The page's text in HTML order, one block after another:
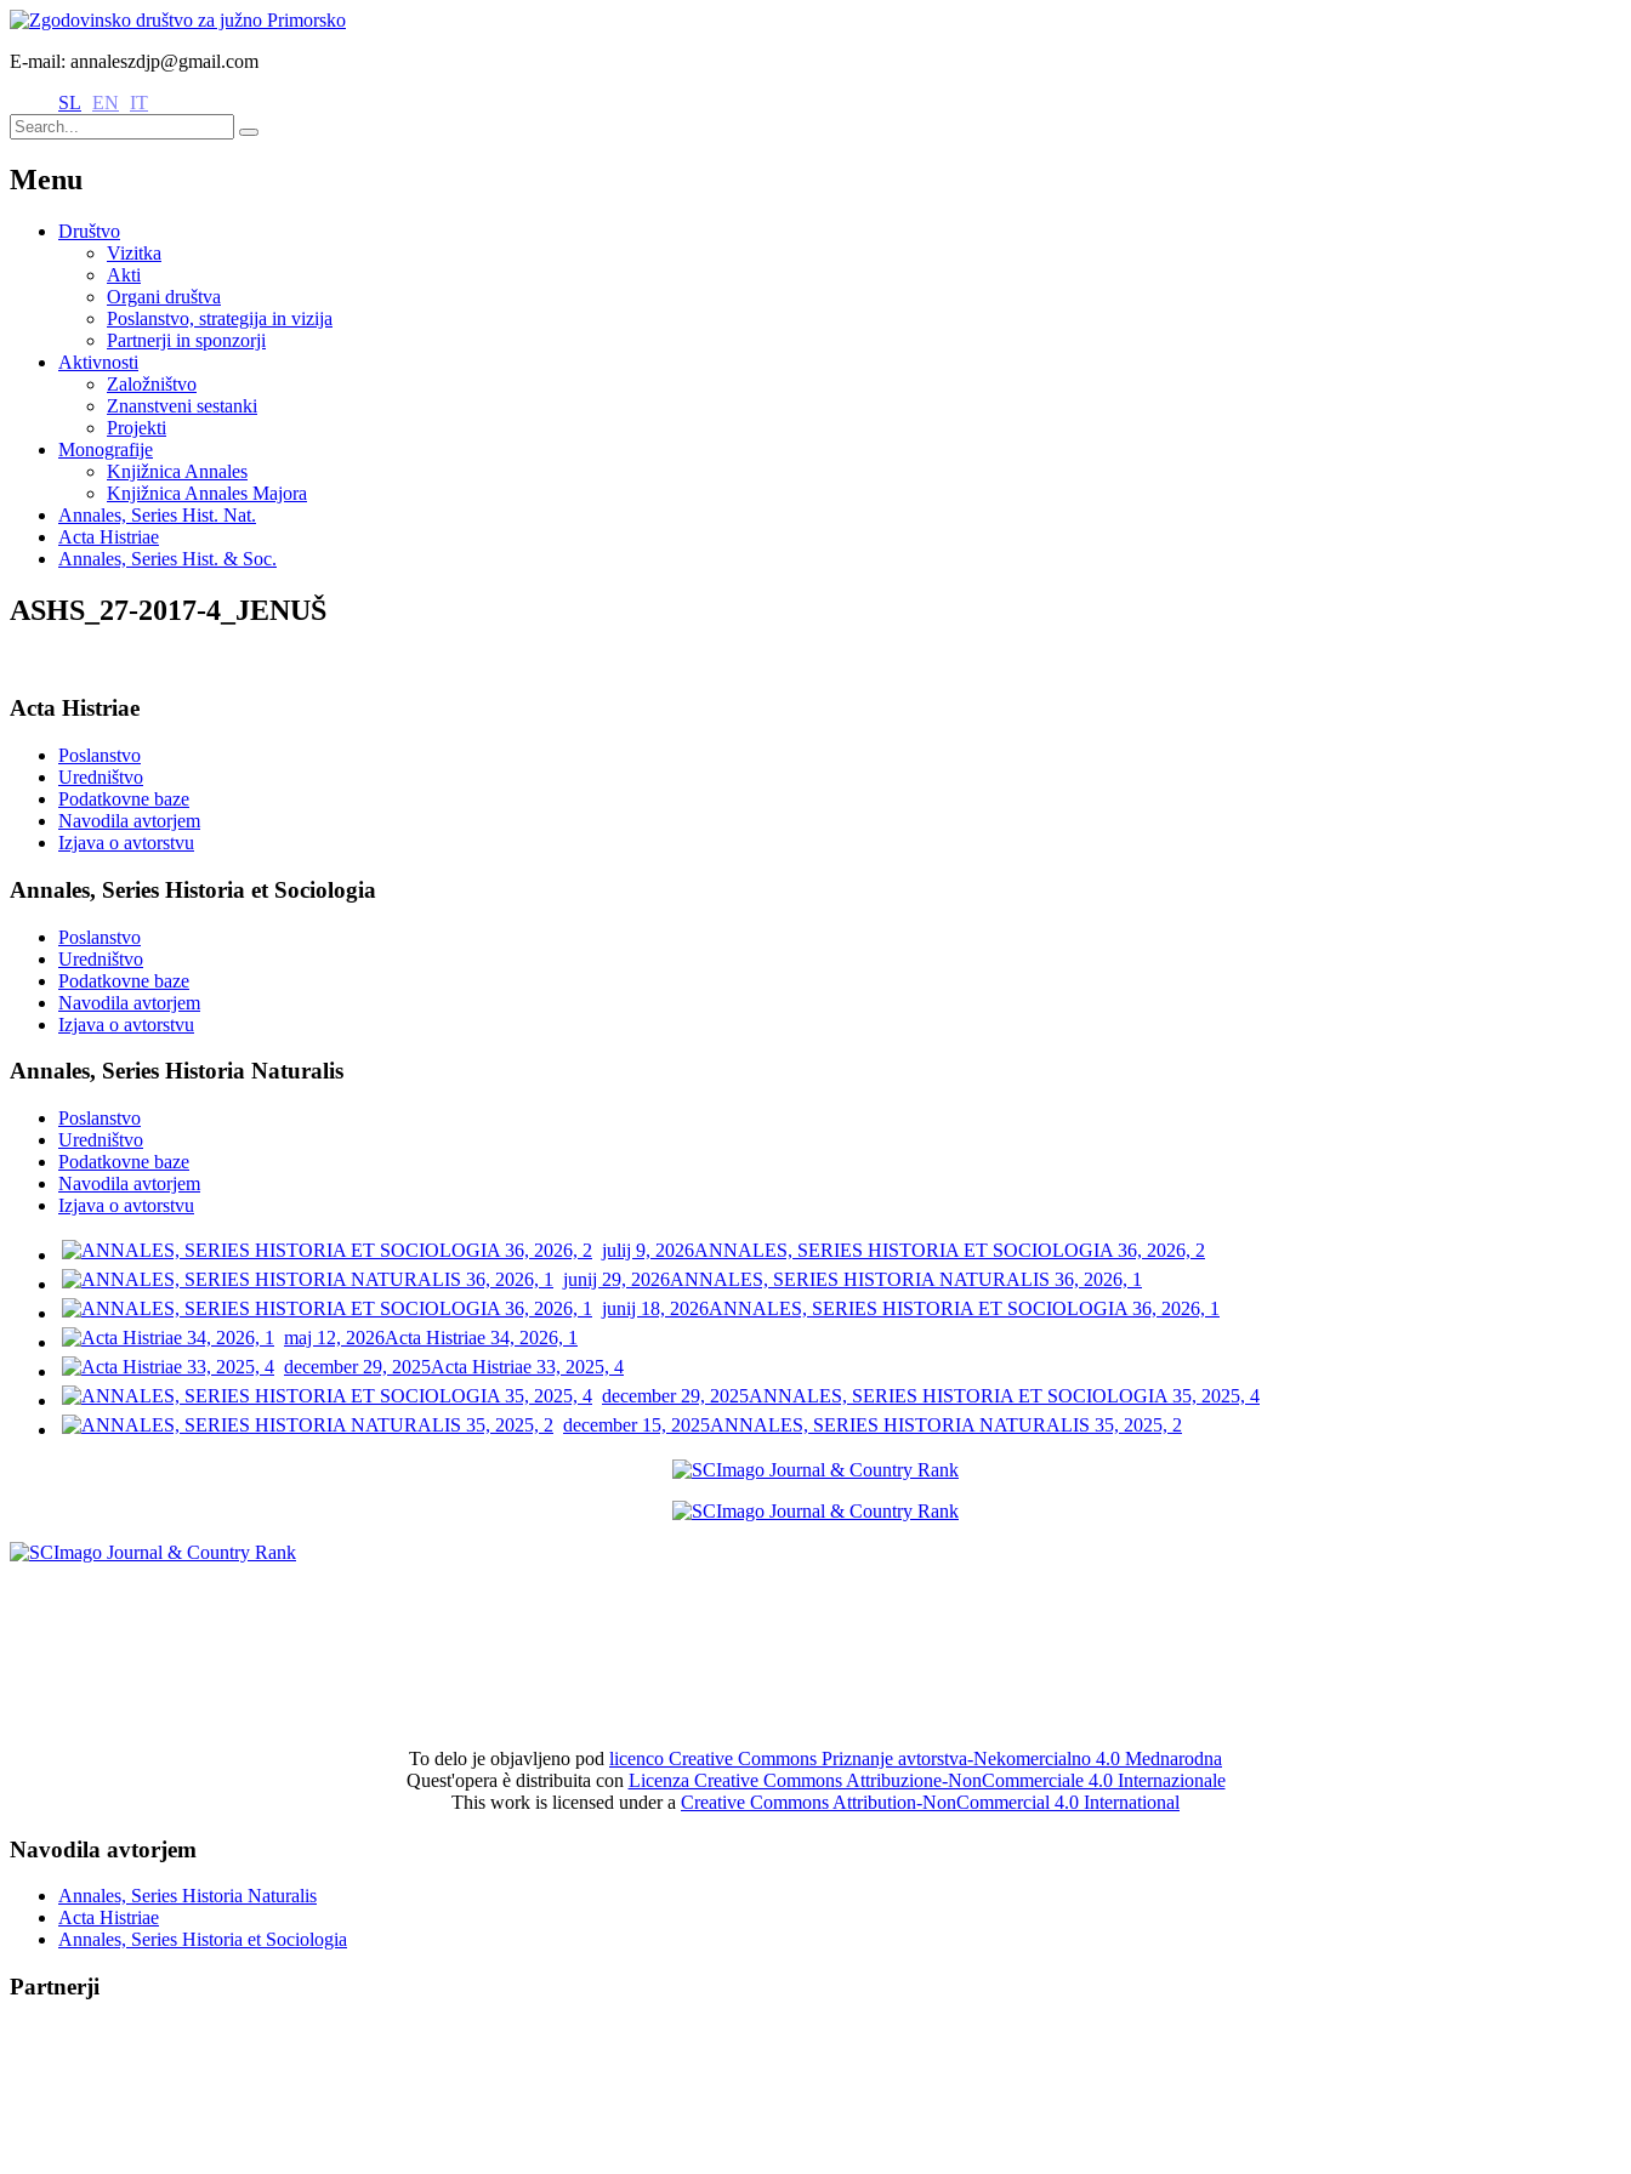
E-mail: annaleszdjp@gmail.com
SL EN IT
Menu
Društvo
Vizitka
Akti
Organi društva
Poslanstvo, strategija in vizija
Partnerji in sponzorji
Aktivnosti
Založništvo
Znanstveni sestanki
Projekti
Monografije
Knjižnica Annales
Knjižnica Annales Majora
Annales, Series Hist. Nat.
Acta Histriae
Annales, Series Hist. & Soc.
ASHS_27-2017-4_JENUŠ
Acta Histriae
Poslanstvo
Uredništvo
Podatkovne baze
Navodila avtorjem
Izjava o avtorstvu
Annales, Series Historia et Sociologia
Poslanstvo
Uredništvo
Podatkovne baze
Navodila avtorjem
Izjava o avtorstvu
Annales, Series Historia Naturalis
Poslanstvo
Uredništvo
Podatkovne baze
Navodila avtorjem
Izjava o avtorstvu
julij 9, 2026ANNALES, SERIES HISTORIA ET SOCIOLOGIA 36, 2026, 2
junij 29, 2026ANNALES, SERIES HISTORIA NATURALIS 36, 2026, 1
junij 18, 2026ANNALES, SERIES HISTORIA ET SOCIOLOGIA 36, 2026, 1
maj 12, 2026Acta Histriae 34, 2026, 1
december 29, 2025Acta Histriae 33, 2025, 4
december 29, 2025ANNALES, SERIES HISTORIA ET SOCIOLOGIA 35, 2025, 4
december 15, 2025ANNALES, SERIES HISTORIA NATURALIS 35, 2025, 2
To delo je objavljeno pod licenco Creative Commons Priznanje avtorstva-Nekomercialno 4.0 Mednarodna
Quest'opera è distribuita con Licenza Creative Commons Attribuzione-NonCommerciale 4.0 Internazionale
This work is licensed under a Creative Commons Attribution-NonCommercial 4.0 International
Navodila avtorjem
Annales, Series Historia Naturalis
Acta Histriae
Annales, Series Historia et Sociologia
Partnerji